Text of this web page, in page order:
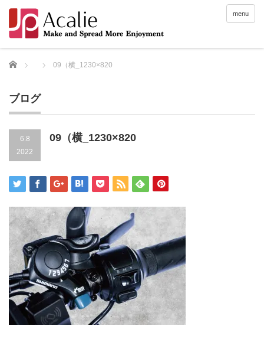
menu
Home 09（横_1230×820
ブログ
6.8
2022
09（横_1230×820